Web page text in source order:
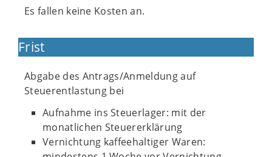
Es fallen keine Kosten an.
Frist
Abgabe des Antrags/Anmeldung auf
Steuerentlastung bei
Aufnahme ins Steuerlager: mit der
monatlichen Steuererklärung
Vernichtung kaffeehaltiger Waren: